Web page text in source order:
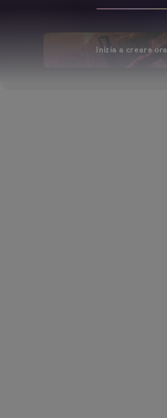
Inizia a creare ora